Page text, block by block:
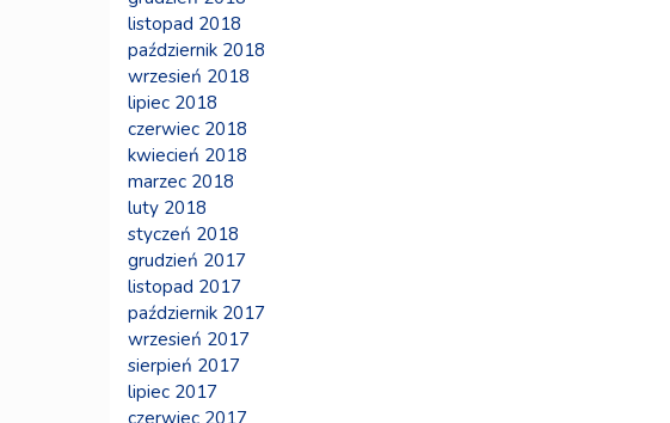
listopad 2018
październik 2018
wrzesień 2018
lipiec 2018
czerwiec 2018
kwiecień 2018
marzec 2018
luty 2018
styczeń 2018
grudzień 2017
listopad 2017
październik 2017
wrzesień 2017
sierpień 2017
lipiec 2017
czerwiec 2017